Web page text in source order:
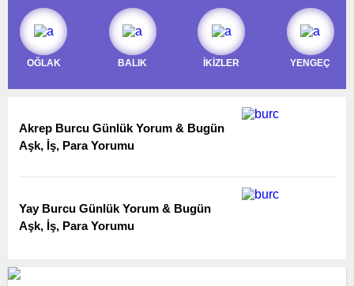
OĞLAK BALIK İKİZLER YENGEÇ
Akrep Burcu Günlük Yorum & Bugün
Aşk, İş, Para Yorumu
Yay Burcu Günlük Yorum & Bugün
Aşk, İş, Para Yorumu